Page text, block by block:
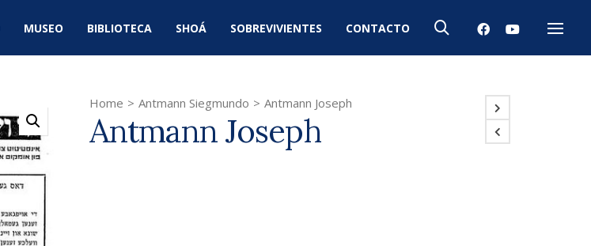
MUSEO BIBLIOTECA SHOÁ SOBREVIVIENTES CONTACTO
Menú
Home > Antmann Siegmundo > Antmann Joseph
Antmann Joseph